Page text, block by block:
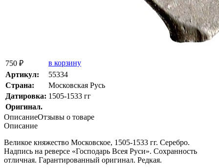
750 ₽
в корзину
Артикул:
55334
Страна:
Московская Русь
Датировка: 1505-1533 гг
Оригинал.
ОписаниеОтзывы о товаре
Описание
Великое княжество Московское, 1505-1533 гг. Серебро.
Надпись на реверсе «Господарь Всея Руси». Сохранность
отличная. Гарантированный оригинал. Редкая.